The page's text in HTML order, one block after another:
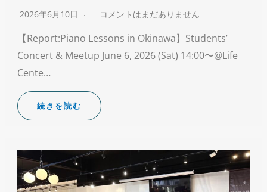
2026年6月10日 コメントはまだありません
【Report:Piano Lessons in Okinawa】Students’
Concert & Meetup June 6, 2026 (Sat) 14:00〜@Life
Cente…
続きを読む